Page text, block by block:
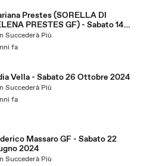
Prestes (SORELLA DI
PRESTES GF) - Sabato 14
2024
Succederà Più
fa
Vella - Sabato 26 Ottobre 2024
Succederà Più
fa
Massaro GF - Sabato 22
2024
Succederà Più